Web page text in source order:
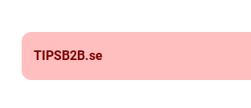
TIPSB2B.se